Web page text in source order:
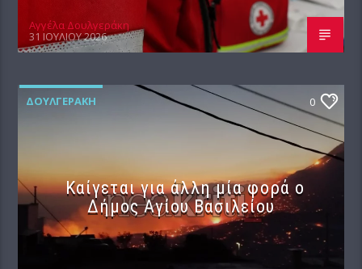
Αγγέλα Δουλγεράκη
31 ΙΟΥΛΊΟΥ 2026
ΔΟΥΛΓΕΡΆΚΗ 0
Καίγεται για άλλη μία φορά ο
Δήμος Αγίου Βασιλείου